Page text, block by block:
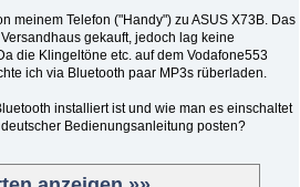
meinem Telefon ("Handy") zu ASUS X73B. Das
gekauft, jedoch lag keine
die Klingeltöne etc. auf dem Vodafone553
ich via Bluetooth paar MP3s rüberladen.
installiert ist und wie man es einschaltet
Bedienungsanleitung posten?